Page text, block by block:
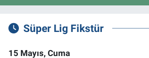
Süper Lig Fikstür
15 Mayıs, Cuma